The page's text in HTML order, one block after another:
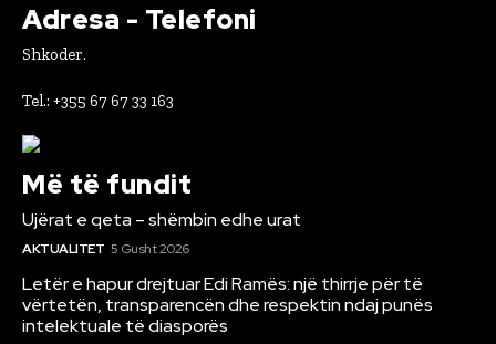
Adresa - Telefoni
Shkoder.
Tel.: +355 67 67 33 163
Më të fundit
Ujërat e qeta – shëmbin edhe urat
AKTUALITET 5 Gusht 2026
Letër e hapur drejtuar Edi Ramës: një thirrje për të
vërtetën, transparencën dhe respektin ndaj punës
intelektuale të diasporës